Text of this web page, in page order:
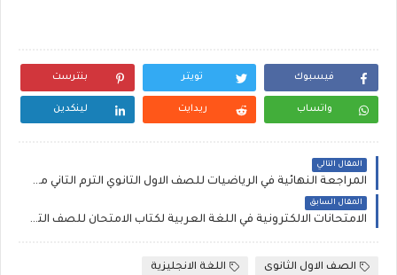
فيسبوك تويتر بنترست
واتساب ريدايت لينكدين
المقال التالي
المراجعة النهائية في الرياضيات للصف الاول الثانوي الترم الثاني مطابقة لمواصفات الامتحان الجديدة
المقال السابق
الامتحانات الالكترونية في اللغة العربية لكتاب الامتحان للصف الثاني الثانوي الترم الثاني 2020
الصف الاول الثانوى
اللغة الانجليزية